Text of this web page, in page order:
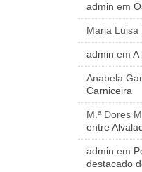
admin em
Maria Luisa
admin em A
Anabela
Carniceira
M.ª Dores
entre
admin em
destacado